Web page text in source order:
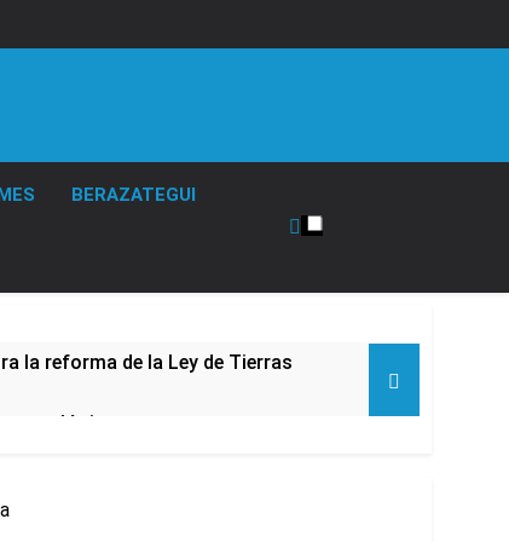
BERAZATEGUI
la reforma de la Ley de Tierras